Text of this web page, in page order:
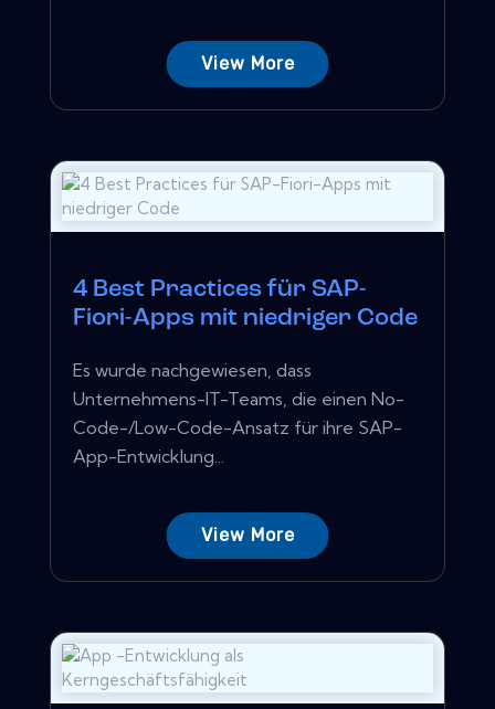
View More
4 Best Practices für SAP-
Fiori-Apps mit niedriger Code
Es wurde nachgewiesen, dass
Unternehmens-IT-Teams, die einen No-
Code-/Low-Code-Ansatz für ihre SAP-
App-Entwicklung...
View More